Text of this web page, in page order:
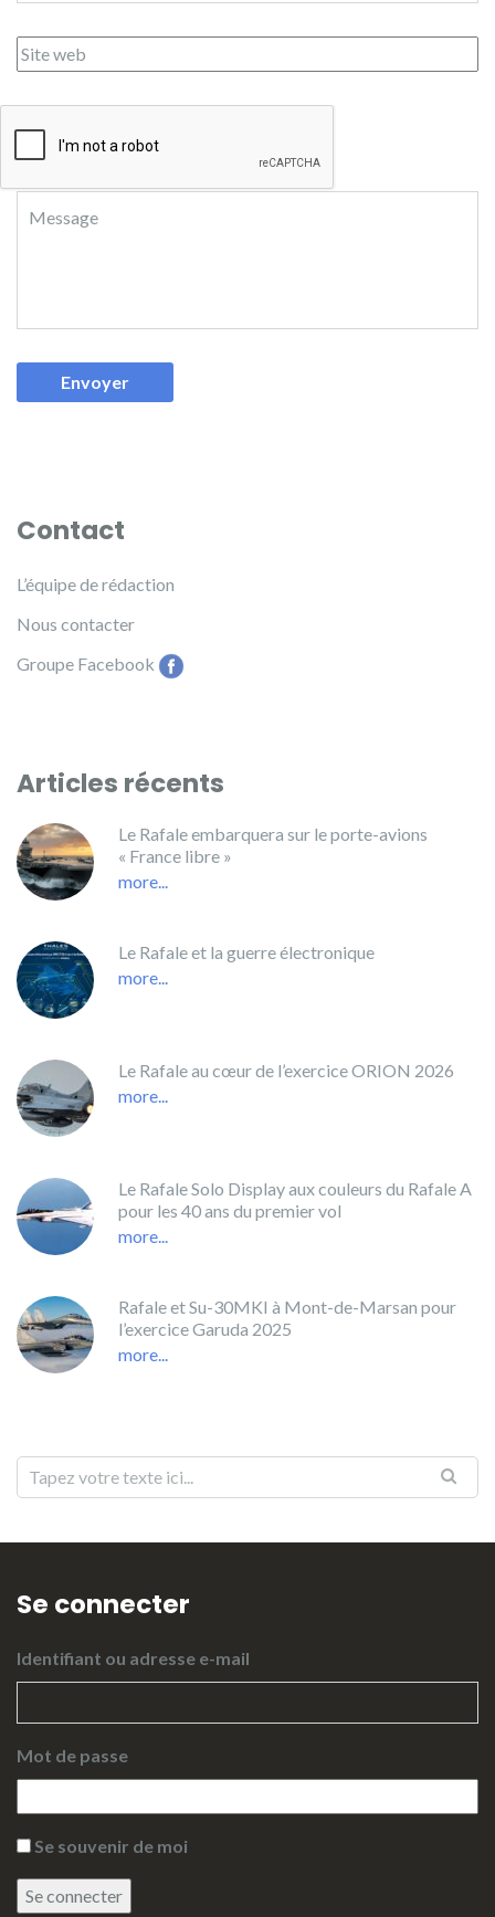
Contact
L’équipe de rédaction
Nous contacter
Groupe Facebook
Articles récents
Le Rafale embarquera sur le porte-avions
« France libre »
more...
Le Rafale et la guerre électronique
more...
Le Rafale au cœur de l’exercice ORION 2026
more...
Le Rafale Solo Display aux couleurs du Rafale A
pour les 40 ans du premier vol
more...
Rafale et Su-30MKI à Mont-de-Marsan pour
l’exercice Garuda 2025
more...
Se connecter
Identifiant ou adresse e-mail
Mot de passe
Se souvenir de moi
Se connecter